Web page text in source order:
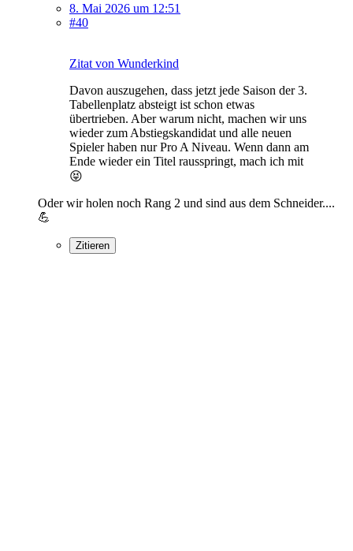
8. Mai 2026 um 12:51
#40
Zitat von Wunderkind
Davon auszugehen, dass jetzt jede Saison der 3.
Tabellenplatz absteigt ist schon etwas
übertrieben. Aber warum nicht, machen wir uns
wieder zum Abstiegskandidat und alle neuen
Spieler haben nur Pro A Niveau. Wenn dann am
Ende wieder ein Titel rausspringt, mach ich mit
😝
Oder wir holen noch Rang 2 und sind aus dem Schneider....
💪
Zitieren